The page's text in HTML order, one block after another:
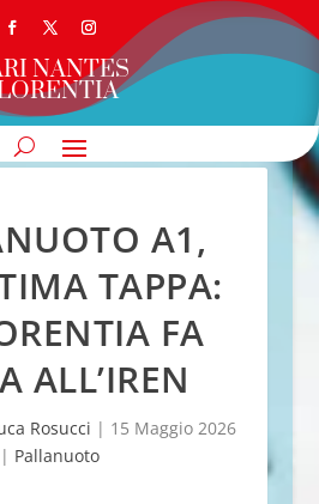
NANTES
A1,
TAPPA:
FA
ALL’IREN
Rosucci | 15 Maggio 2026
| Pallanuoto